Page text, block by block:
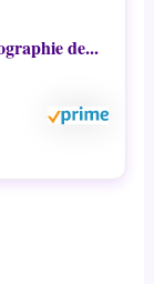
de...